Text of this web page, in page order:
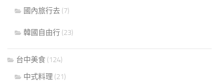
國內旅行去 (7)
韓國自由行 (23)
台中美食 (124)
中式料理 (21)